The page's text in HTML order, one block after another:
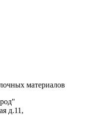
материалов
д.11,